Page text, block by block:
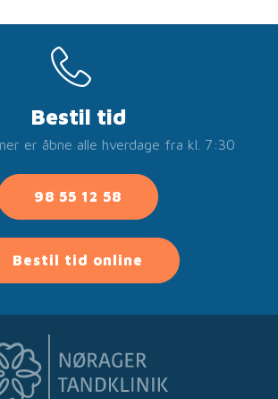
Bestil tid
er åbne alle hverdage fra kl. 7:30
98 55 12 58
Bestil tid online